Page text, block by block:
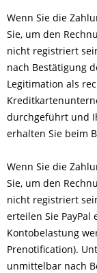
Wenn Sie die
Sie, um den
nicht registriert
nach Bestätigung
Legitimation als
durchgeführt und
erhalten Sie beim
Wenn Sie die
Sie, um den
nicht registriert
erteilen Sie
Kontobelastung
Prenotification).
unmittelbar nach